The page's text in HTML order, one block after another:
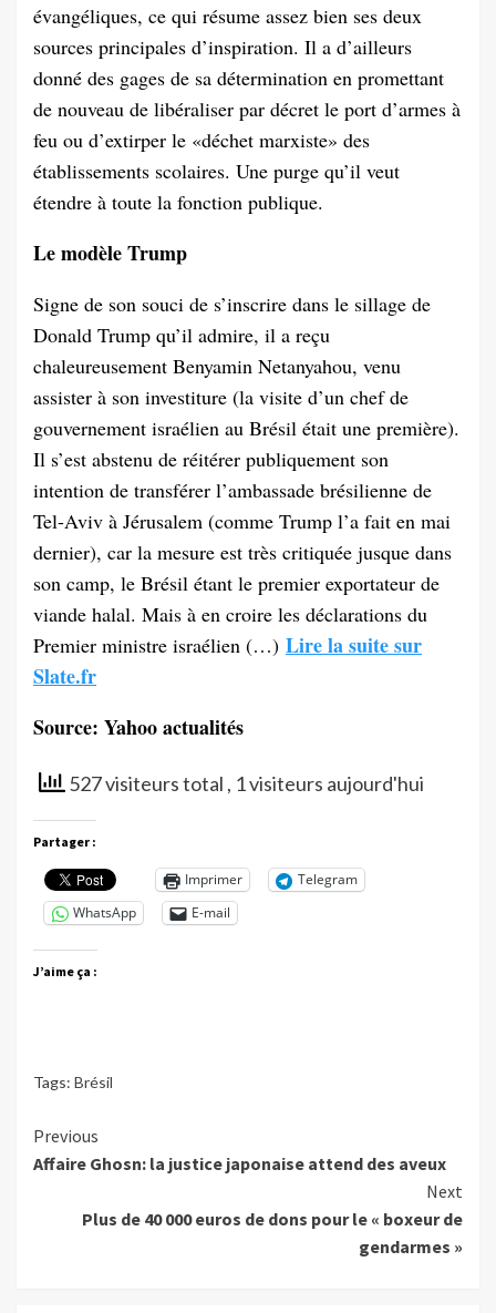
évangéliques, ce qui résume assez bien ses deux
sources principales d’inspiration. Il a d’ailleurs
donné des gages de sa détermination en promettant
de nouveau de libéraliser par décret le port d’armes à
feu ou d’extirper le «déchet marxiste» des
établissements scolaires. Une purge qu’il veut
étendre à toute la fonction publique.
Le modèle Trump
Signe de son souci de s’inscrire dans le sillage de
Donald Trump qu’il admire, il a reçu
chaleureusement Benyamin Netanyahou, venu
assister à son investiture (la visite d’un chef de
gouvernement israélien au Brésil était une première).
Il s’est abstenu de réitérer publiquement son
intention de transférer l’ambassade brésilienne de
Tel-Aviv à Jérusalem (comme Trump l’a fait en mai
dernier), car la mesure est très critiquée jusque dans
son camp, le Brésil étant le premier exportateur de
viande halal. Mais à en croire les déclarations du
Premier ministre israélien (…) Lire la suite sur
Slate.fr
Source: Yahoo actualités
527 visiteurs total , 1 visiteurs aujourd'hui
Partager :
Imprimer
Telegram
WhatsApp
E-mail
J’aime ça :
Tags: Brésil
Continue
Reading
Previous
Affaire Ghosn: la justice japonaise attend des aveux
Next
Plus de 40 000 euros de dons pour le « boxeur de
gendarmes »